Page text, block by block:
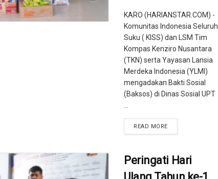
KARO (HARIANSTAR.COM) -
Komunitas Indonesia Seluruh
Suku ( KISS) dan LSM Tim
Kompas Kenziro Nusantara
(TKN) serta Yayasan Lansia
Merdeka Indonesia (YLMI)
mengadakan Bakti Sosial
(Baksos) di Dinas Sosial UPT
READ MORE
Peringati Hari